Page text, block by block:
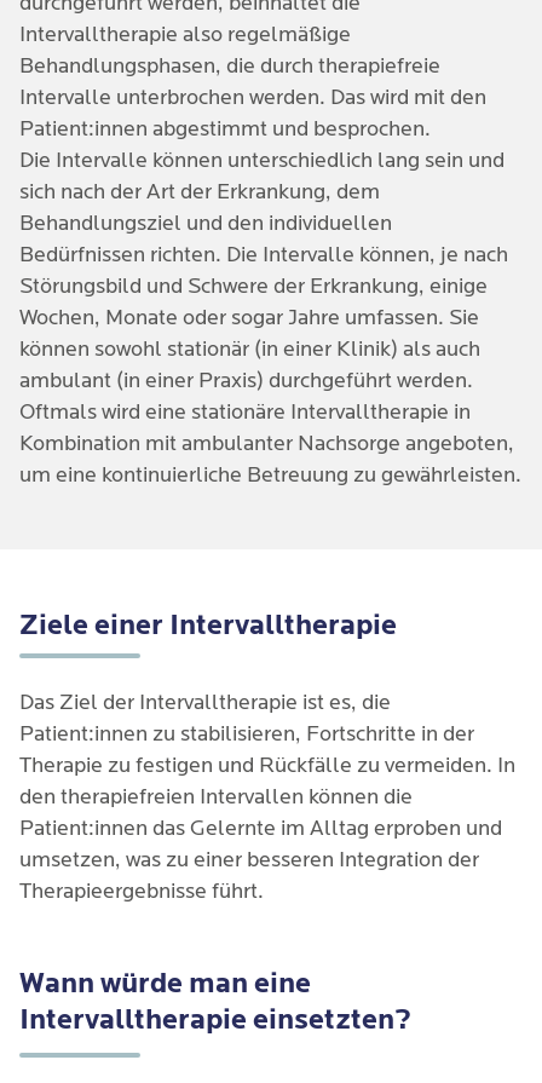
Intervalltherapie also regelmäßige
Behandlungsphasen, die durch therapiefreie
Intervalle unterbrochen werden. Das wird mit den
Patient:innen abgestimmt und besprochen.
Die Intervalle können unterschiedlich lang sein und
sich nach der Art der Erkrankung, dem
Behandlungsziel und den individuellen
Bedürfnissen richten. Die Intervalle können, je nach
Störungsbild und Schwere der Erkrankung, einige
Wochen, Monate oder sogar Jahre umfassen. Sie
können sowohl stationär (in einer Klinik) als auch
ambulant (in einer Praxis) durchgeführt werden.
Oftmals wird eine stationäre Intervalltherapie in
Kombination mit ambulanter Nachsorge angeboten,
um eine kontinuierliche Betreuung zu gewährleisten.
Ziele einer Intervalltherapie
Das Ziel der Intervalltherapie ist es, die
Patient:innen zu stabilisieren, Fortschritte in der
Therapie zu festigen und Rückfälle zu vermeiden. In
den therapiefreien Intervallen können die
Patient:innen das Gelernte im Alltag erproben und
umsetzen, was zu einer besseren Integration der
Therapieergebnisse führt.
Wann würde man eine
Intervalltherapie einsetzten?